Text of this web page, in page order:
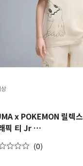
x POKEMON 릴렉스
픽 티 Jr
Graphic Tee Jr
(0)